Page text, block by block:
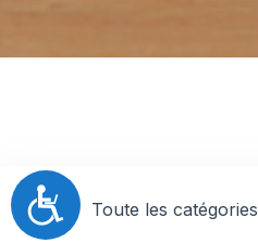
Accessibilité
Toute les catégories